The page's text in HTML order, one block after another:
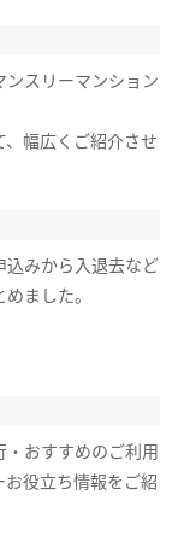
ンスリーマンション
幅広くご紹介させ
込みから入退去など
ました。
おすすめのご利用
役立ち情報をご紹